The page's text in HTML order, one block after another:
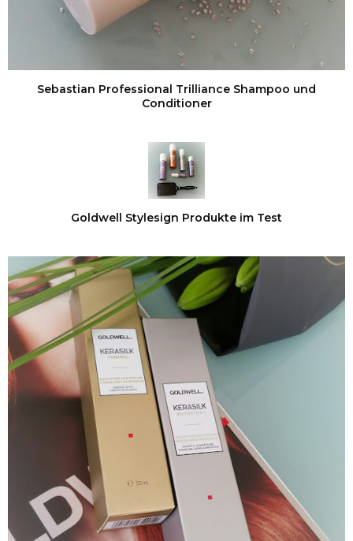
Sebastian Professional Trilliance Shampoo und
Conditioner
Goldwell Stylesign Produkte im Test